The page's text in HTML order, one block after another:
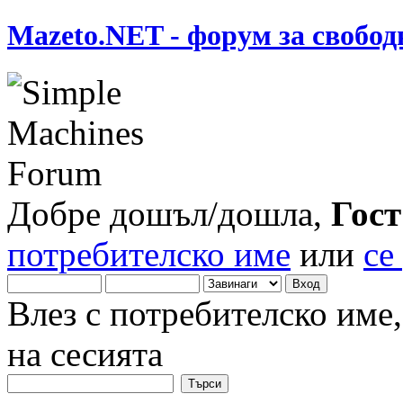
Mazeto.NET - форум за
Добре дошъл/дошла, Гост
потребителско име или
Влез с потребителско
на сесията